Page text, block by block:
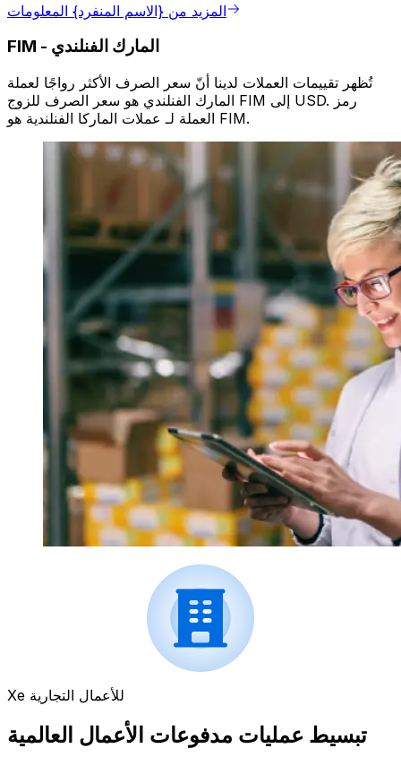
المزيد من {الاسم المنفرد} المعلومات
FIM - المارك الفنلندي
تُظهر تقييمات العملات لدينا أنّ سعر الصرف الأكثر رواجًا لعملة
المارك الفنلندي هو سعر الصرف للزوج FIM إلى USD. رمز
العملة لـ عملات الماركا الفنلندية هو FIM.
Xe للأعمال التجارية
تبسيط عمليات مدفوعات الأعمال العالمية